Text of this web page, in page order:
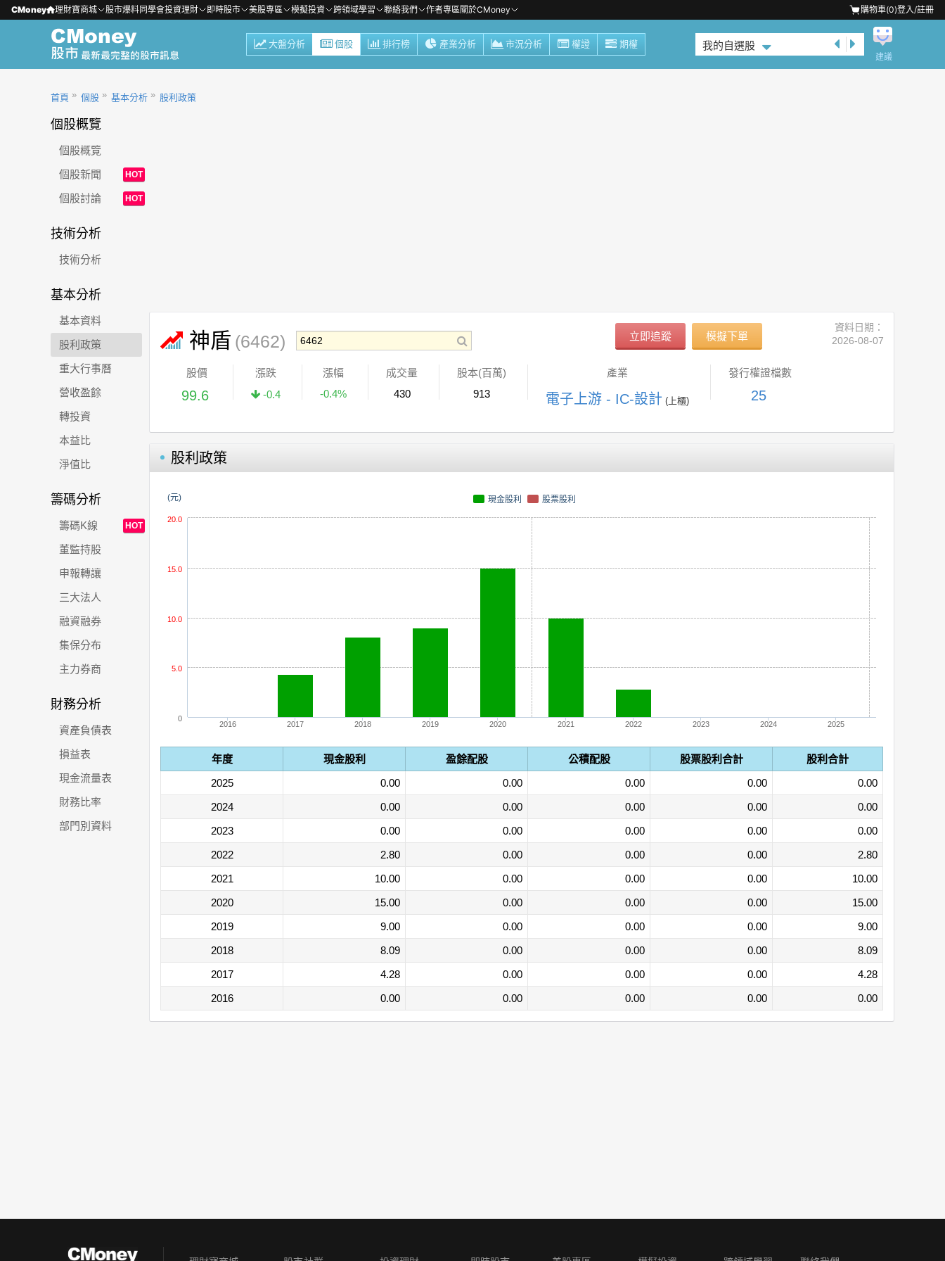
CMoney 理財寶商城 股市爆料同學會投資理財 即時股市 美股專區 模擬投資 跨領域學習 聯絡我們 作者專區關於CMoney 購物車(0)登入/註冊
大盤分析 個股 排行榜 產業分析 市況分析 權證 期權 我的自選股
建議
首頁 個股 基本分析 股利政策
個股概覽
個股概覽
個股新聞
HOT
個股討論 HOT
技術分析
技術分析
基本分析
基本資料
股利政策
重大行事曆
營收盈餘
轉投資
本益比
淨值比
籌碼分析
籌碼K線 HOT
董監持股
申報轉讓
三大法人
融資融券
集保分布
主力券商
財務分析
資產負債表
損益表
現金流量表
財務比率
部門別資料
神盾 (6462) 立即追蹤 模擬下單
資料日期：
2026-08-07
股價
99.6
漲跌
-0.4
漲幅
-0.4%
成交量
430
股本(百萬)
913
產業
電子上游 - IC-設計 (上櫃)
發行權證檔數
25
股利政策
(元) 現金股利 股票股利
2016 2017 2018 2019 2020 2021 2022 2023 2024 2025
0
5.0
10.0
15.0
20.0
年度 現金股利 盈餘配股 公積配股 股票股利合計
股利合計
2025
0.00 0.00 0.00 0.00
0.00
2024
0.00 0.00 0.00 0.00
0.00
2023
0.00 0.00 0.00 0.00
0.00
2022
2.80 0.00 0.00 0.00
2.80
2021
10.00 0.00 0.00 0.00
10.00
2020
15.00 0.00 0.00 0.00
15.00
2019
9.00 0.00 0.00 0.00
9.00
2018
8.09 0.00 0.00 0.00
8.09
2017
4.28 0.00 0.00 0.00
4.28
2016
0.00 0.00 0.00 0.00 0.00